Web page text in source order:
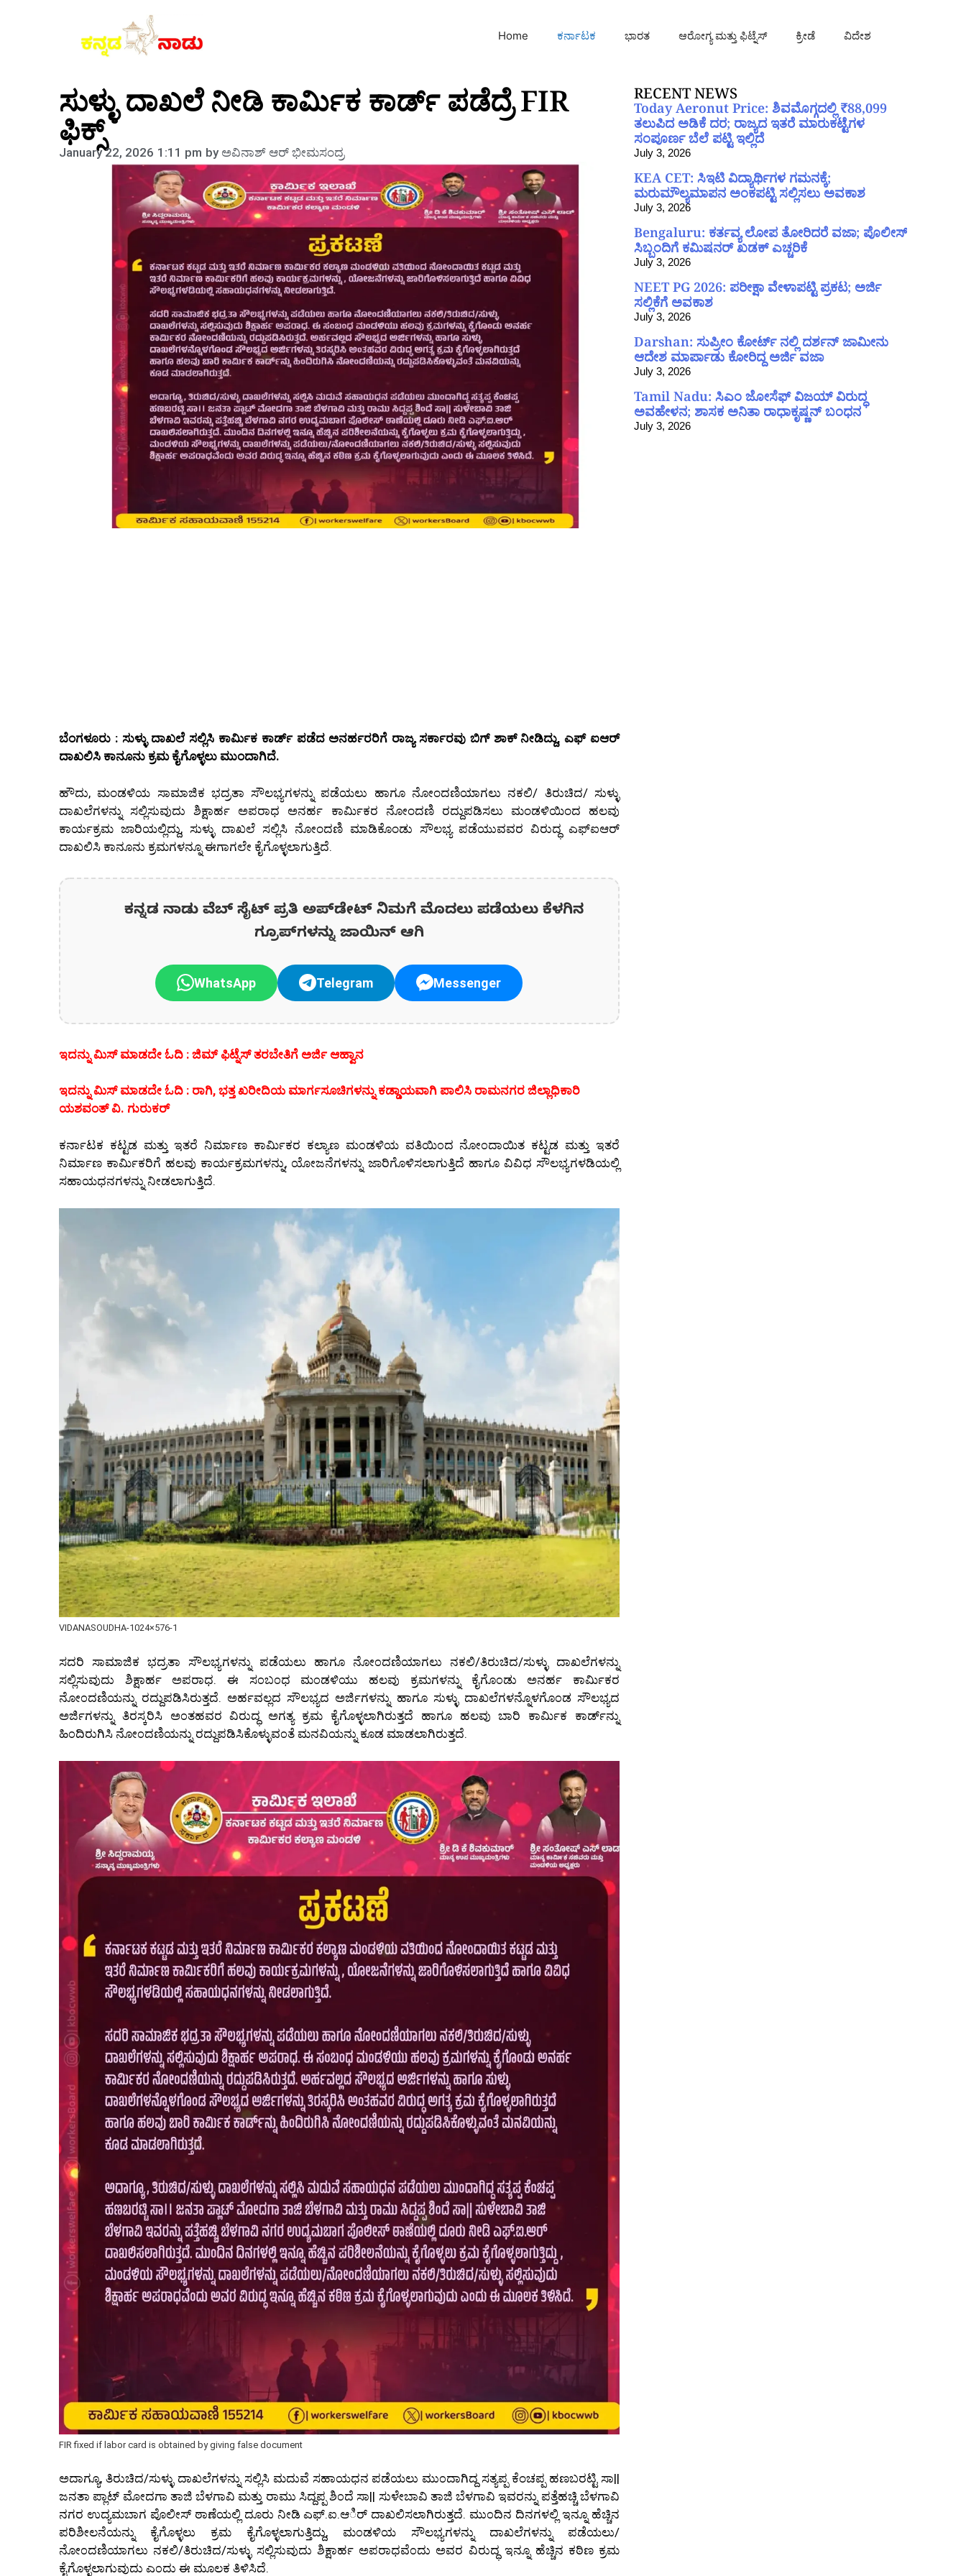
Home ಕರ್ನಾಟಕ ಭಾರತ ಆರೋಗ್ಯ ಮತ್ತು ಫಿಟ್ನೆಸ್ ಕ್ರೀಡೆ ವಿದೇಶ
ಸುಳ್ಳು ದಾಖಲೆ ನೀಡಿ ಕಾರ್ಮಿಕ ಕಾರ್ಡ್ ಪಡೆದ್ರೆ FIR
ಫಿಕ್ಸ್
January 22, 2026 1:11 pm byಅವಿನಾಶ್‌ ಆರ್‌ ಭೀಮಸಂದ್ರ
ಬೆಂಗಳೂರು : ಸುಳ್ಳು ದಾಖಲೆ ಸಲ್ಲಿಸಿ ಕಾರ್ಮಿಕ ಕಾರ್ಡ್ ಪಡೆದ ಅನರ್ಹರರಿಗೆ ರಾಜ್ಯ ಸರ್ಕಾರವು ಬಿಗ್ ಶಾಕ್ ನೀಡಿದ್ದು, ಎಫ್ ಐಆರ್
ದಾಖಲಿಸಿ ಕಾನೂನು ಕ್ರಮ ಕೈಗೊಳ್ಳಲು ಮುಂದಾಗಿದೆ.
ಹೌದು, ಮಂಡಳಿಯ ಸಾಮಾಜಿಕ ಭದ್ರತಾ ಸೌಲಭ್ಯಗಳನ್ನು ಪಡೆಯಲು ಹಾಗೂ ನೋಂದಣಿಯಾಗಲು ನಕಲಿ/ ತಿರುಚಿದ/ ಸುಳ್ಳು
ದಾಖಲೆಗಳನ್ನು ಸಲ್ಲಿಸುವುದು ಶಿಕ್ಷಾರ್ಹ ಅಪರಾಧ ಅನರ್ಹ ಕಾರ್ಮಿಕರ ನೋಂದಣಿ ರದ್ದುಪಡಿಸಲು ಮಂಡಳಿಯಿಂದ ಹಲವು
ಕಾರ್ಯಕ್ರಮ ಜಾರಿಯಲ್ಲಿದ್ದು, ಸುಳ್ಳು ದಾಖಲೆ ಸಲ್ಲಿಸಿ ನೋಂದಣಿ ಮಾಡಿಕೊಂಡು ಸೌಲಭ್ಯ ಪಡೆಯುವವರ ವಿರುದ್ಧ ಎಫ್‌ಐಆರ್‌
ದಾಖಲಿಸಿ ಕಾನೂನು ಕ್ರಮಗಳನ್ನೂ ಈಗಾಗಲೇ ಕೈಗೊಳ್ಳಲಾಗುತ್ತಿದೆ.
ಕನ್ನಡ ನಾಡು ವೆಬ್ ಸೈಟ್ ಪ್ರತಿ ಅಪ್‌ಡೇಟ್‌ ನಿಮಗೆ ಮೊದಲು ಪಡೆಯಲು ಕೆಳಗಿನ
ಗ್ರೂಪ್‌ಗಳನ್ನು ಜಾಯಿನ್ ಆಗಿ
WhatsApp Telegram Messenger
ಇದನ್ನು ಮಿಸ್‌ ಮಾಡದೇ ಓದಿ : ಜಿಮ್ ಫಿಟ್ನೆಸ್ ತರಬೇತಿಗೆ ಅರ್ಜಿ ಆಹ್ವಾನ
ಇದನ್ನು ಮಿಸ್‌ ಮಾಡದೇ ಓದಿ : ರಾಗಿ, ಭತ್ತ ಖರೀದಿಯ ಮಾರ್ಗಸೂಚಿಗಳನ್ನು ಕಡ್ಡಾಯವಾಗಿ ಪಾಲಿಸಿ ರಾಮನಗರ ಜಿಲ್ಲಾಧಿಕಾರಿ
ಯಶವಂತ್ ವಿ. ಗುರುಕರ್
ಕರ್ನಾಟಕ ಕಟ್ಟಡ ಮತ್ತು ಇತರೆ ನಿರ್ಮಾಣ ಕಾರ್ಮಿಕರ ಕಲ್ಯಾಣ ಮ೦ಡಳಿಯ ವತಿಯಿ೦ದ ನೋ೦ದಾಯಿತ ಕಟ್ಟಡ ಮತ್ತು ಇತರೆ
ನಿರ್ಮಾಣ ಕಾರ್ಮಿಕರಿಗೆ ಹಲವು ಕಾರ್ಯಕ್ರಮಗಳನ್ನು, ಯೋಜನೆಗಳನ್ನು ಜಾರಿಗೊಳಿಸಲಾಗುತ್ತಿದೆ ಹಾಗೂ ವಿವಿಧ ಸೌಲಭ್ಯಗಳಡಿಯಲ್ಲಿ
ಸಹಾಯಧನಗಳನ್ನು ನೀಡಲಾಗುತ್ತಿದೆ.
VIDANASOUDHA-1024×576-1
ಸದರಿ ಸಾಮಾಜಿಕ ಭದ್ರತಾ ಸೌಲಭ್ಯಗಳನ್ನು ಪಡೆಯಲು ಹಾಗೂ ನೋ೦ದಣಿಯಾಗಲು ನಕಲಿ/ತಿರುಚಿದ/ಸುಳ್ಳು ದಾಖಲೆಗಳನ್ನು
ಸಲ್ಲಿಸುವುದು ಶಿಕ್ಷಾರ್ಹ ಅಪರಾಧ. ಈ ಸ೦ಬ೦ಧ ಮ೦ಡಳಿಯು ಹಲವು ಕ್ರಮಗಳನ್ನು ಕೈಗೊ೦ಡು ಅನರ್ಹ ಕಾರ್ಮಿಕರ
ನೋ೦ದಣಿಯನ್ನು ರದ್ದುಪಡಿಸಿರುತ್ತದೆ. ಅರ್ಹವಲ್ಲದ ಸೌಲಭ್ಯದ ಅರ್ಜಿಗಳನ್ನು ಹಾಗೂ ಸುಳ್ಳು ದಾಖಲೆಗಳನ್ನೊಳಗೊ೦ಡ ಸೌಲಭ್ಯದ
ಅರ್ಜಿಗಳನ್ನು ತಿರಸ್ಕರಿಸಿ ಅ೦ತಹವರ ವಿರುದ್ಧ ಅಗತ್ಯ ಕ್ರಮ ಕೈಗೊಳ್ಳಲಾಗಿರುತ್ತದೆ ಹಾಗೂ ಹಲವು ಬಾರಿ ಕಾರ್ಮಿಕ ಕಾರ್ಡ್‌ನ್ನು
ಹಿ೦ದಿರುಗಿಸಿ ನೋ೦ದಣಿಯನ್ನು ರದ್ದುಪಡಿಸಿಕೊಳ್ಳುವ೦ತೆ ಮನವಿಯನ್ನು ಕೂಡ ಮಾಡಲಾಗಿರುತ್ತದೆ.
FIR fixed if labor card is obtained by giving false document
ಅದಾಗ್ಯೂ, ತಿರುಚಿದ/ಸುಳ್ಳು ದಾಖಲೆಗಳನ್ನು ಸಲ್ಲಿಸಿ ಮದುವೆ ಸಹಾಯಧನ ಪಡೆಯಲು ಮು೦ದಾಗಿದ್ದ ಸತ್ಯಪ್ಪ ಕೆಂಚಪ್ಪ ಹಣಬರಟ್ಟಿ ಸಾ||
ಜನತಾ ಪ್ಲಾಟ್ ಮೋದಗಾ ತಾಜಿ ಬೆಳಗಾವಿ ಮತ್ತು ರಾಮು ಸಿದ್ದಪ್ಪ ಶಿ೦ದೆ ಸಾ|| ಸುಳೇಬಾವಿ ತಾಜಿ ಬೆಳಗಾವಿ ಇವರನ್ನು ಪತ್ತೆಹಚ್ಚಿ ಬೆಳಗಾವಿ
ನಗರ ಉದ್ಯಮಬಾಗ ಪೊಲೀಸ್ ಠಾಣೆಯಲ್ಲಿ ದೂರು ನೀಡಿ ಎಫ್‌.ಐ.ಆರ್ಿ ದಾಖಲಿಸಲಾಗಿರುತ್ತದೆ. ಮು೦ದಿನ ದಿನಗಳಲ್ಲಿ ಇನ್ನೂ ಹೆಚ್ಚಿನ
ಪರಿಶೀಲನೆಯನ್ನು ಕೈಗೊಳ್ಳಲು ಕ್ರಮ ಕೈಗೊಳ್ಳಲಾಗುತ್ತಿದ್ದು, ಮ೦ಡಳಿಯ ಸೌಲಭ್ಯಗಳನ್ನು ದಾಖಲೆಗಳನ್ನು ಪಡೆಯಲು/
ನೋ೦ದಣಿಯಾಗಲು ನಕಲಿ/ತಿರುಚಿದ/ಸುಳ್ಳು ಸಲ್ಲಿಸುವುದು ಶಿಕ್ಷಾರ್ಹ ಅಪರಾಧವೆ೦ದು ಅವರ ವಿರುದ್ಧ ಇನ್ನೂ ಹೆಚ್ಚಿನ ಕಠಿಣ ಕ್ರಮ
ಕೈಗೊಳ್ಳಲಾಗುವುದು ಎ೦ದು ಈ ಮೂಲಕ ತಿಳಿಸಿದೆ.
RECENT NEWS
Today Aeronut Price: ಶಿವಮೊಗ್ಗದಲ್ಲಿ ₹88,099
ತಲುಪಿದ ಅಡಿಕೆ ದರ; ರಾಜ್ಯದ ಇತರೆ ಮಾರುಕಟ್ಟೆಗಳ
ಸಂಪೂರ್ಣ ಬೆಲೆ ಪಟ್ಟಿ ಇಲ್ಲಿದೆ
July 3, 2026
KEA CET: ಸಿಇಟಿ ವಿದ್ಯಾರ್ಥಿಗಳ ಗಮನಕ್ಕೆ;
ಮರುಮೌಲ್ಯಮಾಪನ ಅಂಕಪಟ್ಟಿ ಸಲ್ಲಿಸಲು ಅವಕಾಶ
July 3, 2026
Bengaluru: ಕರ್ತವ್ಯ ಲೋಪ ತೋರಿದರೆ ವಜಾ; ಪೊಲೀಸ್
ಸಿಬ್ಬಂದಿಗೆ ಕಮಿಷನರ್ ಖಡಕ್ ಎಚ್ಚರಿಕೆ
July 3, 2026
NEET PG 2026: ಪರೀಕ್ಷಾ ವೇಳಾಪಟ್ಟಿ ಪ್ರಕಟ; ಅರ್ಜಿ
ಸಲ್ಲಿಕೆಗೆ ಅವಕಾಶ
July 3, 2026
Darshan: ಸುಪ್ರೀಂ ಕೋರ್ಟ್ ನಲ್ಲಿ ದರ್ಶನ್ ಜಾಮೀನು
ಆದೇಶ ಮಾರ್ಪಾಡು ಕೋರಿದ್ದ ಅರ್ಜಿ ವಜಾ
July 3, 2026
Tamil Nadu: ಸಿಎಂ ಜೋಸೆಫ್ ವಿಜಯ್ ವಿರುದ್ಧ
ಅವಹೇಳನ; ಶಾಸಕ ಅನಿತಾ ರಾಧಾಕೃಷ್ಣನ್ ಬಂಧನ
July 3, 2026